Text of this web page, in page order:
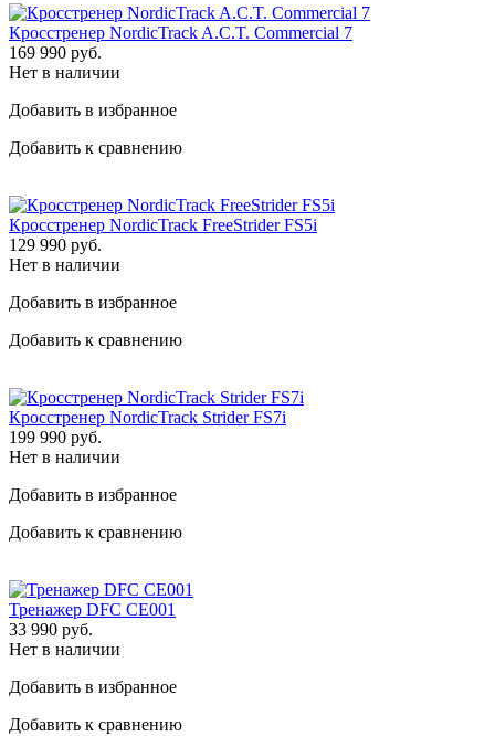
Кросстренер NordicTrack A.C.T. Commercial 7
169 990 руб.
Нет в наличии
Добавить в избранное
Добавить к сравнению
Кросстренер NordicTrack FreeStrider FS5i
129 990 руб.
Нет в наличии
Добавить в избранное
Добавить к сравнению
Кросстренер NordicTrack Strider FS7i
199 990 руб.
Нет в наличии
Добавить в избранное
Добавить к сравнению
Тренажер DFC CE001
33 990 руб.
Нет в наличии
Добавить в избранное
Добавить к сравнению